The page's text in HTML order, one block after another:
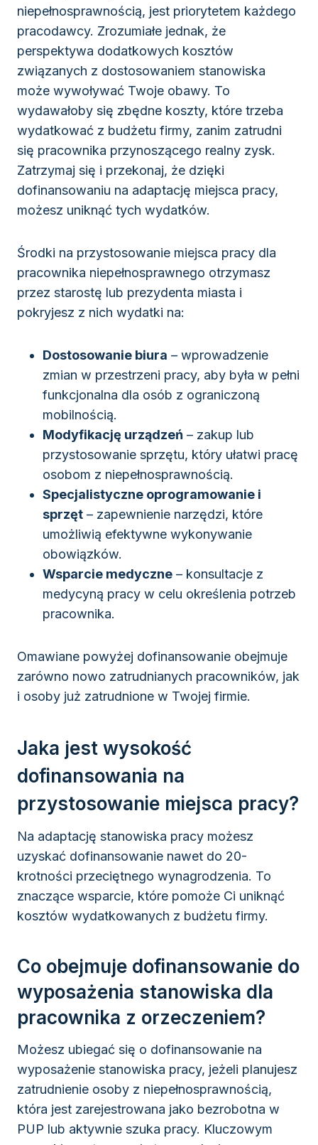
niepełnosprawnością, jest priorytetem każdego
pracodawcy. Zrozumiałe jednak, że
perspektywa dodatkowych kosztów
związanych z dostosowaniem stanowiska
może wywoływać Twoje obawy. To
wydawałoby się zbędne koszty, które trzeba
wydatkować z budżetu firmy, zanim zatrudni
się pracownika przynoszącego realny zysk.
Zatrzymaj się i przekonaj, że dzięki
dofinansowaniu na adaptację miejsca pracy,
możesz uniknąć tych wydatków.
Środki na przystosowanie miejsca pracy dla
pracownika niepełnosprawnego otrzymasz
przez starostę lub prezydenta miasta i
pokryjesz z nich wydatki na:
Dostosowanie biura – wprowadzenie
zmian w przestrzeni pracy, aby była w pełni
funkcjonalna dla osób z ograniczoną
mobilnością.
Modyfikację urządzeń – zakup lub
przystosowanie sprzętu, który ułatwi pracę
osobom z niepełnosprawnością.
Specjalistyczne oprogramowanie i
sprzęt – zapewnienie narzędzi, które
umożliwią efektywne wykonywanie
obowiązków.
Wsparcie medyczne – konsultacje z
medycyną pracy w celu określenia potrzeb
pracownika.
Omawiane powyżej dofinansowanie obejmuje
zarówno nowo zatrudnianych pracowników, jak
i osoby już zatrudnione w Twojej firmie.
Jaka jest wysokość
dofinansowania na
przystosowanie miejsca pracy?
Na adaptację stanowiska pracy możesz
uzyskać dofinansowanie nawet do 20-
krotności przeciętnego wynagrodzenia. To
znaczące wsparcie, które pomoże Ci uniknąć
kosztów wydatkowanych z budżetu firmy.
Co obejmuje dofinansowanie do
wyposażenia stanowiska dla
pracownika z orzeczeniem?
Możesz ubiegać się o dofinansowanie na
wyposażenie stanowiska pracy, jeżeli planujesz
zatrudnienie osoby z niepełnosprawnością,
która jest zarejestrowana jako bezrobotna w
PUP lub aktywnie szuka pracy. Kluczowym